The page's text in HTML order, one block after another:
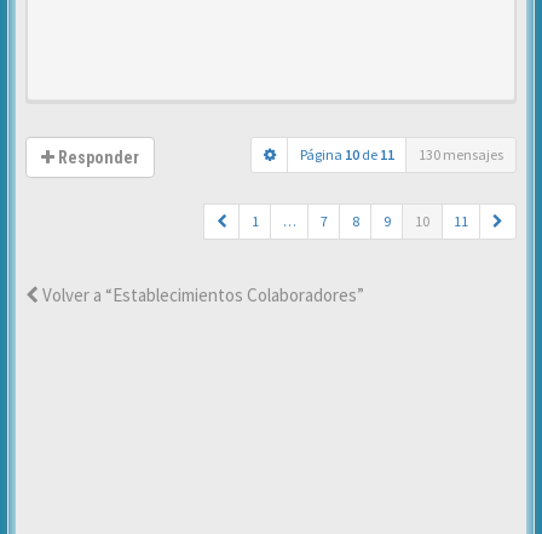
Responder Página 10 de 11 130 mensajes
1 … 7 8 9 10 11
Volver a “Establecimientos Colaboradores”